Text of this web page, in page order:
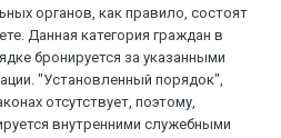
органов, как правило, состоят
Данная категория граждан в
бронируется за указанными
"Установленный порядок",
отсутствует, поэтому,
внутренними служебными